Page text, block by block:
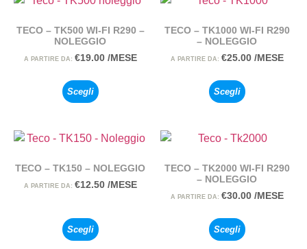
TECO – TK500 WI-FI R290 –
NOLEGGIO
A PARTIRE DA: €19.00 /MESE
Scegli
TECO – TK1000 WI-FI R290
– NOLEGGIO
A PARTIRE DA: €25.00 /MESE
Scegli
TECO – TK150 – NOLEGGIO
A PARTIRE DA: €12.50 /MESE
Scegli
TECO – TK2000 WI-FI R290
– NOLEGGIO
A PARTIRE DA: €30.00 /MESE
Scegli